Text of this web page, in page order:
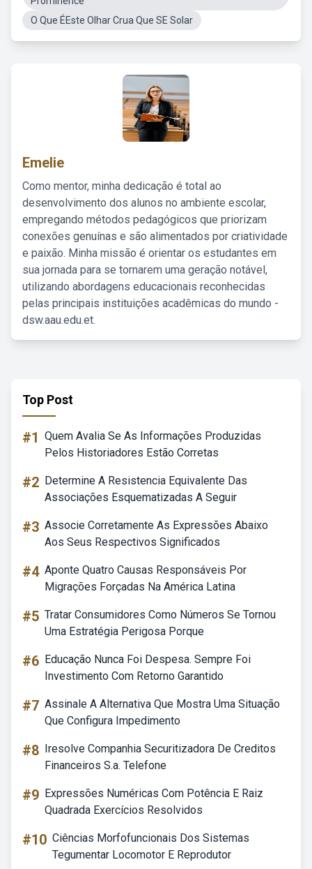
O Que ÉEste Olhar Crua Que SE Solar
Emelie
Como mentor, minha dedicação é total ao
desenvolvimento dos alunos no ambiente escolar,
empregando métodos pedagógicos que priorizam
conexões genuínas e são alimentados por criatividade
e paixão. Minha missão é orientar os estudantes em
sua jornada para se tornarem uma geração notável,
utilizando abordagens educacionais reconhecidas
pelas principais instituições acadêmicas do mundo -
dsw.aau.edu.et.
Top Post
#1 Quem Avalia Se As Informações Produzidas
Pelos Historiadores Estão Corretas
#2 Determine A Resistencia Equivalente Das
Associações Esquematizadas A Seguir
#3 Associe Corretamente As Expressões Abaixo
Aos Seus Respectivos Significados
#4 Aponte Quatro Causas Responsáveis Por
Migrações Forçadas Na América Latina
#5 Tratar Consumidores Como Números Se Tornou
Uma Estratégia Perigosa Porque
#6 Educação Nunca Foi Despesa. Sempre Foi
Investimento Com Retorno Garantido
#7 Assinale A Alternativa Que Mostra Uma Situação
Que Configura Impedimento
#8 Iresolve Companhia Securitizadora De Creditos
Financeiros S.a. Telefone
#9 Expressões Numéricas Com Potência E Raiz
Quadrada Exercícios Resolvidos
#10 Ciências Morfofuncionais Dos Sistemas
Tegumentar Locomotor E Reprodutor